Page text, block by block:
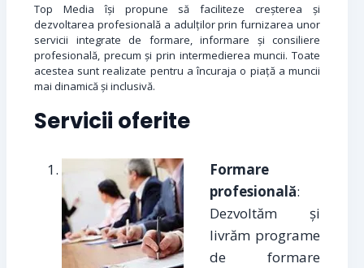
Top Media își propune să faciliteze creșterea și
dezvoltarea profesională a adulților prin furnizarea unor
servicii integrate de formare, informare și consiliere
profesională, precum și prin intermedierea muncii. Toate
acestea sunt realizate pentru a încuraja o piață a muncii
mai dinamică și inclusivă.
Servicii oferite
Formare
profesională:
Dezvoltăm și
livrăm programe
de formare